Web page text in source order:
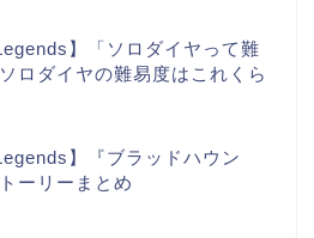
】「ソロダイヤって難
ロダイヤの難易度はこれくら
】『ブラッドハウン
ーリーまとめ